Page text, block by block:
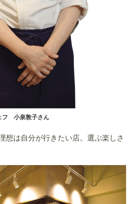
フ 小泉敦子さん
想は自分が行きたい店。選ぶ楽しさ